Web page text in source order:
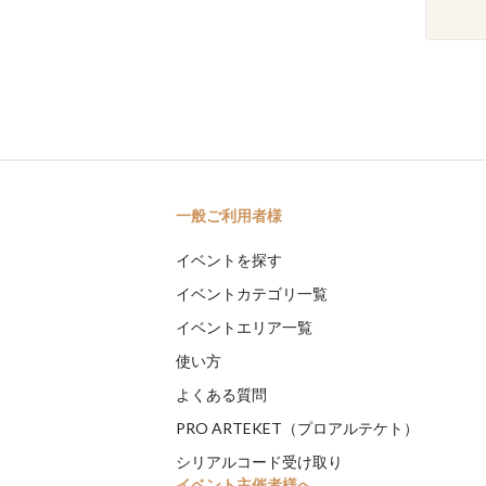
一般ご利用者様
イベントを探す
イベントカテゴリ一覧
イベントエリア一覧
使い方
よくある質問
PRO ARTEKET（プロアルテケト）
シリアルコード受け取り